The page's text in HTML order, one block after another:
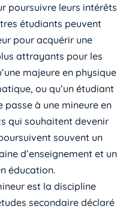
poursuivre leurs intérêts
étudiants peuvent
pour acquérir une
attrayants pour les
majeure en physique
ou qu’un étudiant
passe à une mineure en
qui souhaitent devenir
souvent un
d’enseignement et un
éducation.
est la discipline
secondaire déclaré